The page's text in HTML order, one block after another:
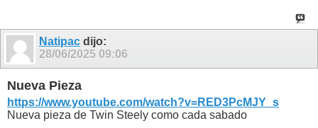
Natipac dijo:
28/06/2025 09:06
Nueva Pieza
https://www.youtube.com/watch?v=RED3PcMJY_s
Nueva pieza de Twin Steely como cada sabado